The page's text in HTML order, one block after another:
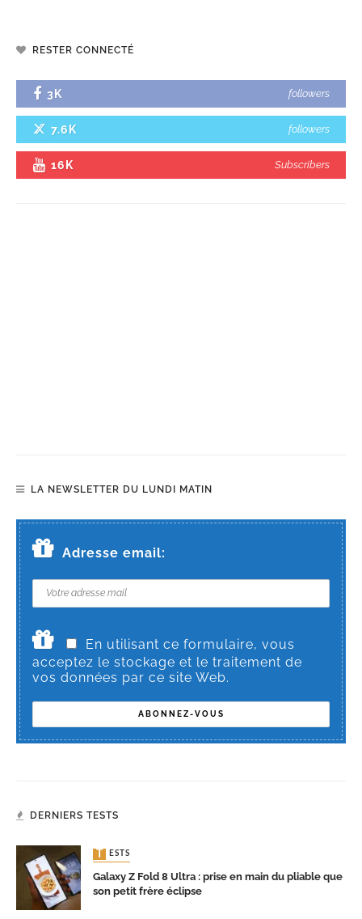
RESTER CONNECTÉ
3K followers
7.6K followers
16K Subscribers
LA NEWSLETTER DU LUNDI MATIN
Adresse email:
En utilisant ce formulaire, vous
acceptez le stockage et le traitement de
vos données par ce site Web.
DERNIERS TESTS
TESTS
Galaxy Z Fold 8 Ultra : prise en main du pliable que
son petit frère éclipse